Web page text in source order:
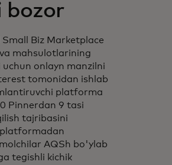
bozor
Biz Marketplace
mahsulotlarining
onlayn manzilni
tomonidan ishlab
platforma
Pinnerdan 9 tasi
tajribasini
AQSh bo'ylab
tegishli kichik